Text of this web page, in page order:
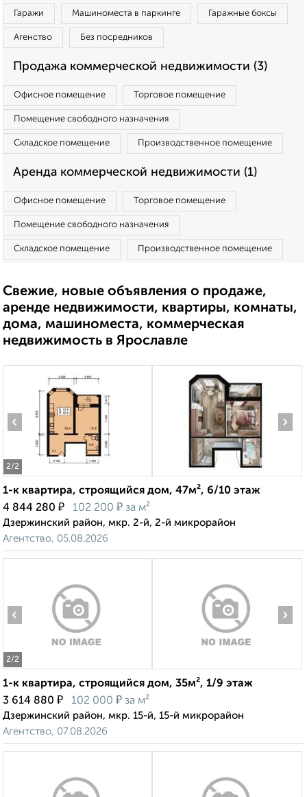
Гаражи Машиноместа в паркинге Гаражные боксы
Агенство Без посредников
Продажа коммерческой недвижимости (3)
Офисное помещение Торговое помещение
Помещение свободного назначения
Складское помещение Производственное помещение
Аренда коммерческой недвижимости (1)
Офисное помещение Торговое помещение
Помещение свободного назначения
Складское помещение Производственное помещение
Свежие, новые объявления о продаже,
аренде недвижимости, квартиры, комнаты,
дома, машиноместа, коммерческая
недвижимость в Ярославле
2/2
‹ ›
1-к квартира, строящийся дом, 47м², 6/10 этаж
4 844 280 ₽ 102 200 ₽ за м²
Дзержинский район, мкр. 2-й, 2-й микрорайон
Агентство, 05.08.2026
2/2
‹ ›
1-к квартира, строящийся дом, 35м², 1/9 этаж
3 614 880 ₽ 102 000 ₽ за м²
Дзержинский район, мкр. 15-й, 15-й микрорайон
Агентство, 07.08.2026